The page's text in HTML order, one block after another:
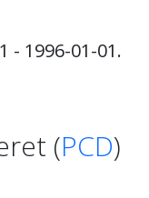
- 1996-01-01.
(PCD)